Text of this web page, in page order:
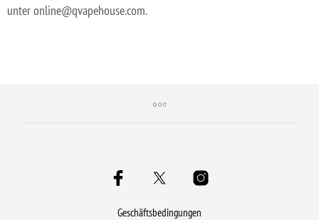
unter online@qvapehouse.com.
Geschäftsbedingungen